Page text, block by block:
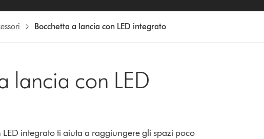
Bocchetta a lancia con LED integrato
lancia con LED
integrato ti aiuta a raggiungere gli spazi poco